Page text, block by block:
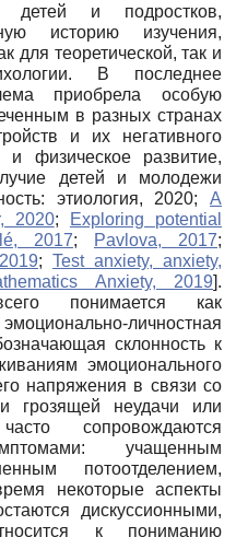
детей и подростков,
историю изучения,
для теоретической, так и
В последнее
приобрела особую
в разных странах
и их негативного
и физическое развитие,
детей и молодежи
этиология, 2020; A
2020;
Exploring potential
2017; Pavlova, 2017;
; Test anxiety, anxiety,
Anxiety, 2019].
понимается как
личностная
склонность к
эмоционального
напряжения в связи со
грозящей неудачи или
сопровождаются
учащенным
потоотделением,
некоторые аспекты
дискуссионными,
к пониманию